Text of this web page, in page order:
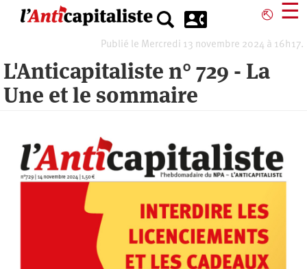
⎋ ☰
Publié le Mercredi 13 novembre 2024 à 16h17.
L'Anticapitaliste n° 729 - La
Une et le sommaire